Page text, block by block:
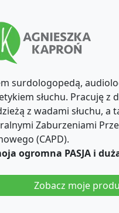
surdologopedą,
słuchu. Pracuję z
z wadami słuchu, a
Zaburzeniami
(CAPD).
ogromna PASJA i
Zobacz moje